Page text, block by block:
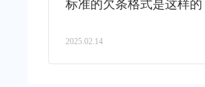
标准的欠条格式是这样的
2025.02.14